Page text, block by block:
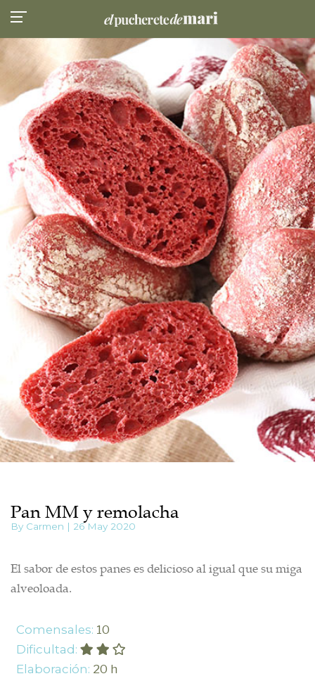
Pan MM y remolacha
By Carmen | 26 May 2020
El sabor de estos panes es delicioso al igual que su miga
alveoloada.
Comensales: 10
Dificultad:
Elaboración: 20 h